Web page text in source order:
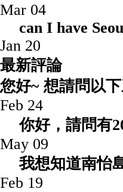
Mar 04
can I
Jan 20
最新評論
您好~ 想請問以
Feb 24
你好，請問有
May 09
我想知道南怡
Feb 19